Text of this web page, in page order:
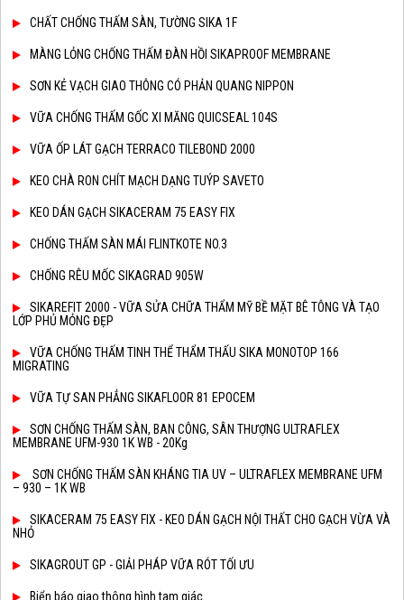
CHẤT CHỐNG THẤM SÀN, TƯỜNG SIKA 1F
MÀNG LỎNG CHỐNG THẤM ĐÀN HỒI SIKAPROOF MEMBRANE
SƠN KẺ VẠCH GIAO THÔNG CÓ PHẢN QUANG NIPPON
VỮA CHỐNG THẤM GỐC XI MĂNG QUICSEAL 104S
VỮA ỐP LÁT GẠCH TERRACO TILEBOND 2000
KEO CHÀ RON CHÍT MẠCH DẠNG TUÝP SAVETO
KEO DÁN GẠCH SIKACERAM 75 EASY FIX
CHỐNG THẤM SÀN MÁI FLINTKOTE NO.3
CHỐNG RÊU MỐC SIKAGRAD 905W
SIKAREFIT 2000 - VỮA SỬA CHỮA THẨM MỸ BỀ MẶT BÊ TÔNG VÀ TẠO
LỚP PHỦ MỎNG ĐẸP
VỮA CHỐNG THẤM TINH THỂ THẨM THẤU SIKA MONOTOP 166
MIGRATING
VỮA TỰ SAN PHẲNG SIKAFLOOR 81 EPOCEM
SƠN CHỐNG THẤM SÀN, BAN CÔNG, SÂN THƯỢNG ULTRAFLEX
MEMBRANE UFM-930 1K WB - 20Kg
SƠN CHỐNG THẤM SÀN KHÁNG TIA UV – ULTRAFLEX MEMBRANE UFM
– 930 – 1K WB
SIKACERAM 75 EASY FIX - KEO DÁN GẠCH NỘI THẤT CHO GẠCH VỪA VÀ
NHỎ
SIKAGROUT GP - GIẢI PHÁP VỮA RÓT TỐI ƯU
Biển báo giao thông hình tam giác